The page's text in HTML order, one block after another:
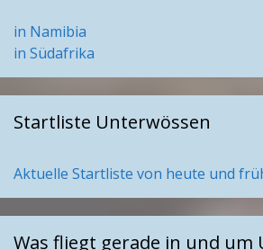
in Namibia
in Südafrika
Startliste Unterwössen
Aktuelle Startliste von heute und
Was fliegt gerade in und um